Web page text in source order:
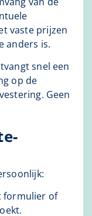
vaste prijzen
anders is.
snel een
op de
Geen
formulier of